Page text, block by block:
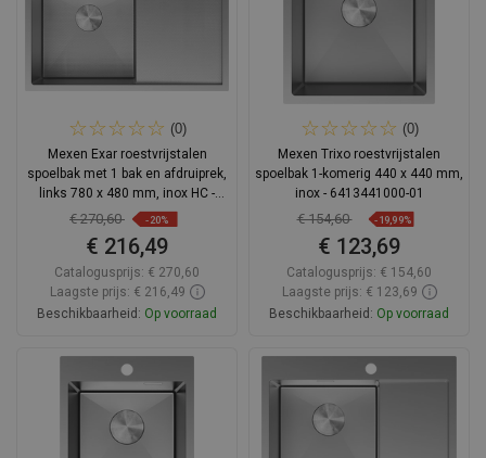
(0)
Mexen Exar roestvrijstalen
spoelbak met 1 bak en afdruiprek,
links 780 x 480 mm, inox HC -
6433781010L-01HC
€ 270,60 -20%
€ 216,49
Catalogusprijs: € 270,60
Laagste prijs: € 216,49
Beschikbaarheid: Op voorraad
In winkelwagen
favorite_border Favoriet
Vergelijk
(0)
Mexen Trixo roestvrijstalen
spoelbak 1-komerig 440 x 440 mm,
inox - 6413441000-01
€ 154,60 -19,99%
€ 123,69
Catalogusprijs: € 154,60
Laagste prijs: € 123,69
Beschikbaarheid: Op voorraad
In winkelwagen